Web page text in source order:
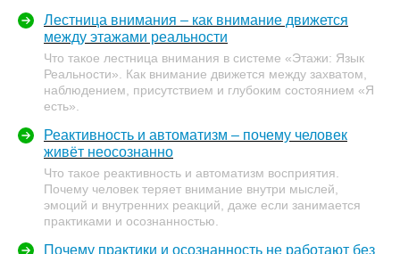
Лестница внимания – как внимание движется
между этажами реальности
Что такое лестница внимания в системе «Этажи: Язык
Реальности». Как внимание движется между захватом,
наблюдением, присутствием и глубоким состоянием «Я
есть».
Реактивность и автоматизм – почему человек
живёт неосознанно
Что такое реактивность и автоматизм восприятия.
Почему человек теряет внимание внутри мыслей,
эмоций и внутренних реакций, даже если занимается
практиками и осознанностью.
Почему практики и осознанность не работают без